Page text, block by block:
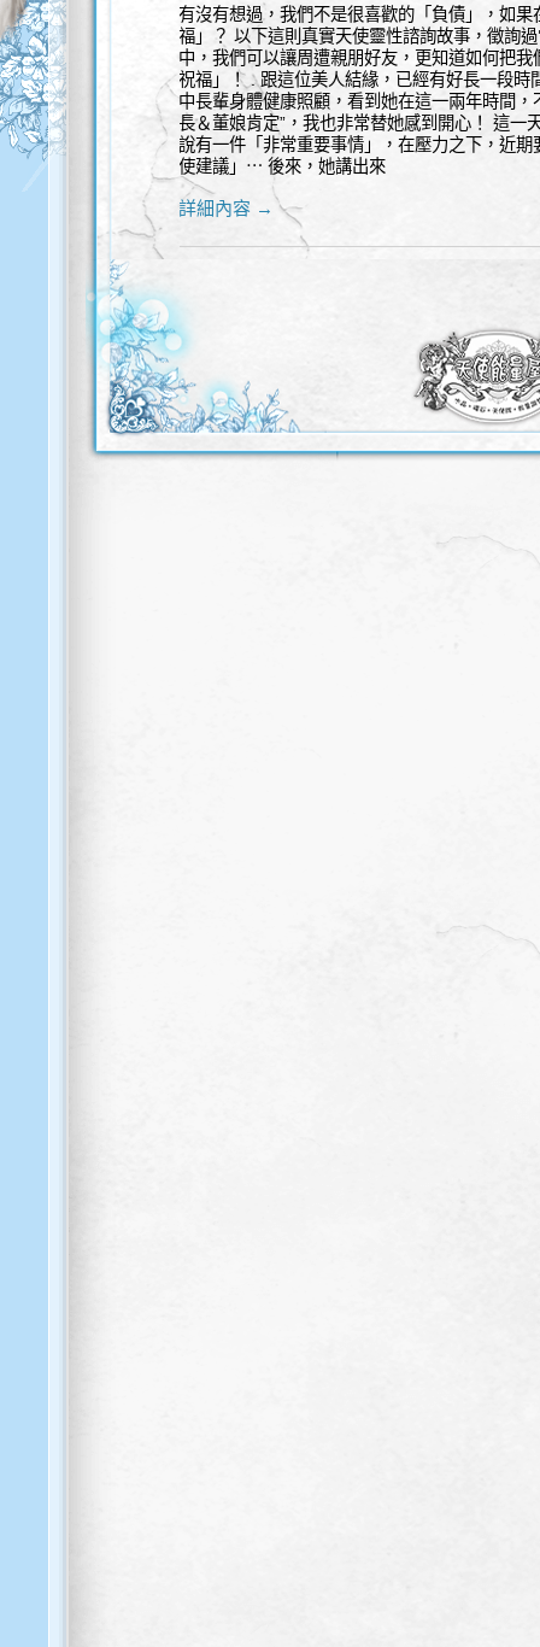
有沒有想過，我們不是很喜歡的「負債」，如
福」？ 以下這則真實天使靈性諮詢故事，徵詢
中，我們可以讓周遭親朋好友，更知道如何把我
祝福」！ . 跟這位美人結緣，已經有好長一段
中長輩身體健康照顧，看到她在這一兩年時間，
長＆董娘肯定”，我也非常替她感到開心！ 這一
說有一件「非常重要事情」，在壓力之下，近
使建議」⋯ 後來，她講出來
詳細內容 →